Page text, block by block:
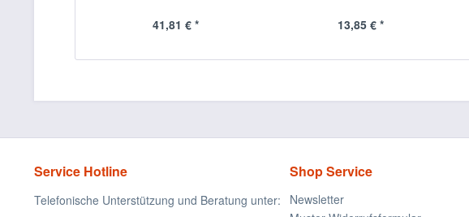
41,81 € * 13,85 € *
Service Hotline
Telefonische Unterstützung und Beratung unter:
Shop Service
Newsletter